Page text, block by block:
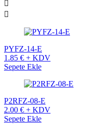
PYFZ-14-E
1.85 € + KDV
Sepete Ekle
P2RFZ-08-E
2.00 € + KDV
Sepete Ekle